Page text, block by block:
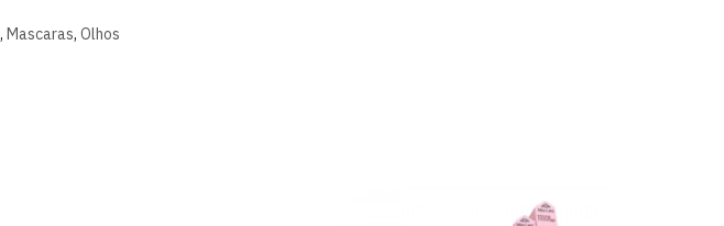
, Mascaras, Olhos